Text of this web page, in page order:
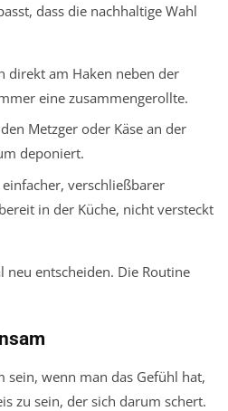
dass die nachhaltige Wahl
direkt am Haken neben der
eine zusammengerollte.
Metzger oder Käse an der
deponiert.
verschließbarer
in der Küche, nicht versteckt
neu entscheiden. Die Routine
sein, wenn man das Gefühl hat,
zu sein, der sich darum schert.